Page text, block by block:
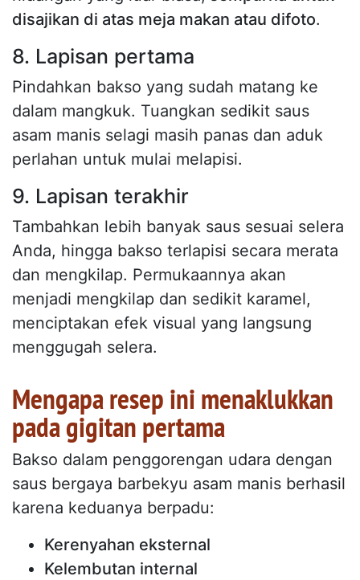
disajikan di atas meja makan atau difoto.
8. Lapisan pertama
Pindahkan bakso yang sudah matang ke
dalam mangkuk. Tuangkan sedikit saus
asam manis selagi masih panas dan aduk
perlahan untuk mulai melapisi.
9. Lapisan terakhir
Tambahkan lebih banyak saus sesuai selera
Anda, hingga bakso terlapisi secara merata
dan mengkilap. Permukaannya akan
menjadi mengkilap dan sedikit karamel,
menciptakan efek visual yang langsung
menggugah selera.
Mengapa resep ini menaklukkan
pada gigitan pertama
Bakso dalam penggorengan udara dengan
saus bergaya barbekyu asam manis berhasil
karena keduanya berpadu:
Kerenyahan eksternal
Kelembutan internal